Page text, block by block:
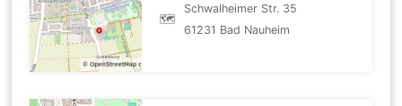
🗺
Schwalheimer Str. 35
61231 Bad Nauheim